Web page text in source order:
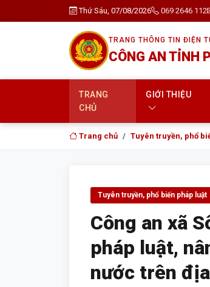
Thứ Sáu, 07/08/2026 069 2646 112
TRANG THÔNG TIN ĐIỆN
CÔNG AN TỈNH
TRANG
CHỦ
GIỚI THIỆU
Trang chủ Tuyên truyền, phổ
Tuyên truyền, phổ biến pháp luật
Công an xã
pháp luật,
nước trên